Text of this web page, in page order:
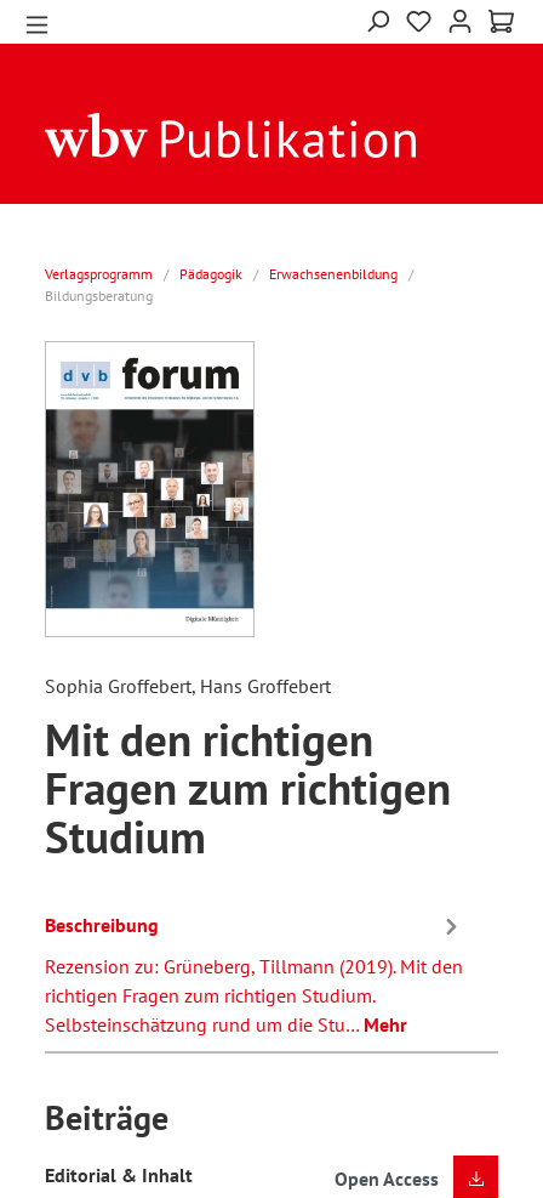
Verlagsprogramm / Pädagogik / Erwachsenenbildung /
Bildungsberatung
Sophia Groffebert, Hans Groffebert
Mit den richtigen
Fragen zum richtigen
Studium
Beschreibung
Rezension zu: Grüneberg, Tillmann (2019). Mit den
richtigen Fragen zum richtigen Studium.
Selbsteinschätzung rund um die Stu… Mehr
Beiträge
Editorial & Inhalt Open Access